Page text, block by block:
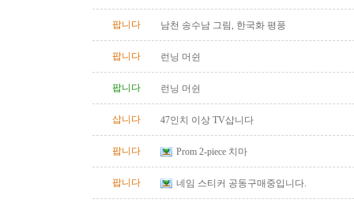
팝니다 남천 송수남 그림, 한국화 평풍
팝니다 런닝 머쉰
팝니다 런닝 머쉰
삽니다 47인치 이상 TV삽니다
팝니다 Prom 2-piece 치마
팝니다 네임 스티커 공동구매중입니다.